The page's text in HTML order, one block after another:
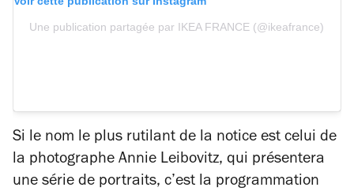
Une publication partagée par IKEA FRANCE (@ikeafrance)
Si le nom le plus rutilant de la notice est celui de
la photographe Annie Leibovitz, qui présentera
une série de portraits, c’est la programmation